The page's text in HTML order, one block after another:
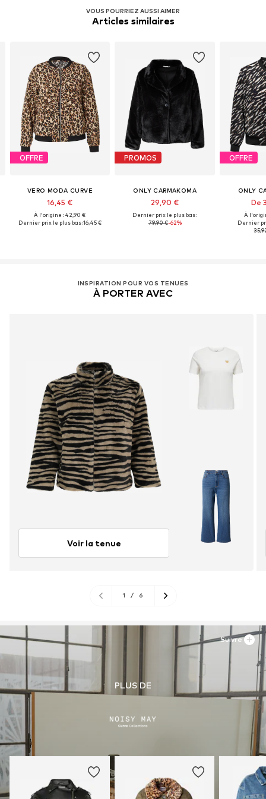
VOUS POURRIEZ AUSSI AIMER
Articles similaires
OFFRE
VERO MODA CURVE
16,45 €
À l'origine : 42,90 €
Dernier prix le plus bas :16,45 €
PROMOS
ONLY CARMAKOMA
29,90 €
Dernier prix le plus bas :
79,90 €-62%
OFFRE
ONLY
De
À
Dernier
INSPIRATION POUR VOS TENUES
À PORTER AVEC
Voir la tenue
1 / 6
PLUS DE
Suivre